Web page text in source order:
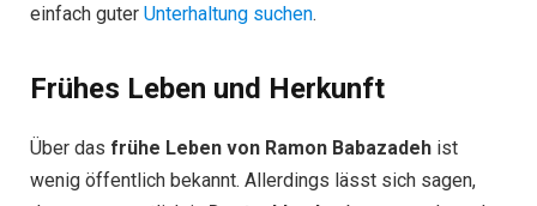
einfach guter Unterhaltung suchen.
Frühes Leben und Herkunft
Über das frühe Leben von Ramon Babazadeh ist
wenig öffentlich bekannt. Allerdings lässt sich sagen,